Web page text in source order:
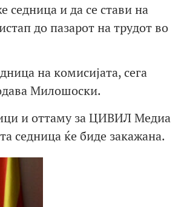
седница и да се стави на
до пазарот на трудот во
на комисијата, сега
Милошоски.
и оттаму за ЦИВИЛ Медиа
седница ќе биде закажана.